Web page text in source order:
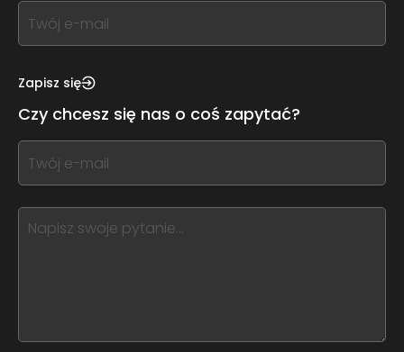
If
you
this,
this
form
field
blank
Zapisz się
Czy chcesz się nas o coś zapytać?
If
you
this,
leave